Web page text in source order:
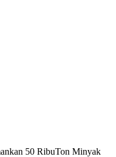
50 RibuTon Minyak